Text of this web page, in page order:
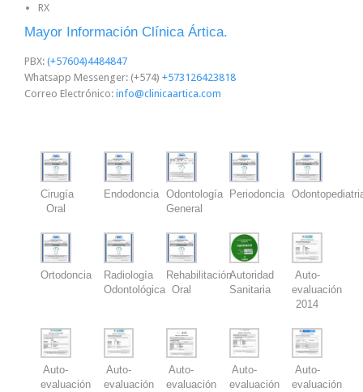
RX
Mayor Información Clínica Ártica.
PBX: (+57604)4484847
Whatsapp Messenger: (+574) +573126423818
Correo Electrónico: info@clinicaartica.com
Cirugía
Oral
Endodoncia
Odontología
General
Periodoncia
Ortodoncia
Radiología
Odontológica
Rehabilitación
Oral
Autoridad
Sanitaria
Auto-
evaluación
2014
Auto-
evaluación
Auto-
evaluación
Auto-
evaluación
Auto-
evaluación
Auto-
evaluación